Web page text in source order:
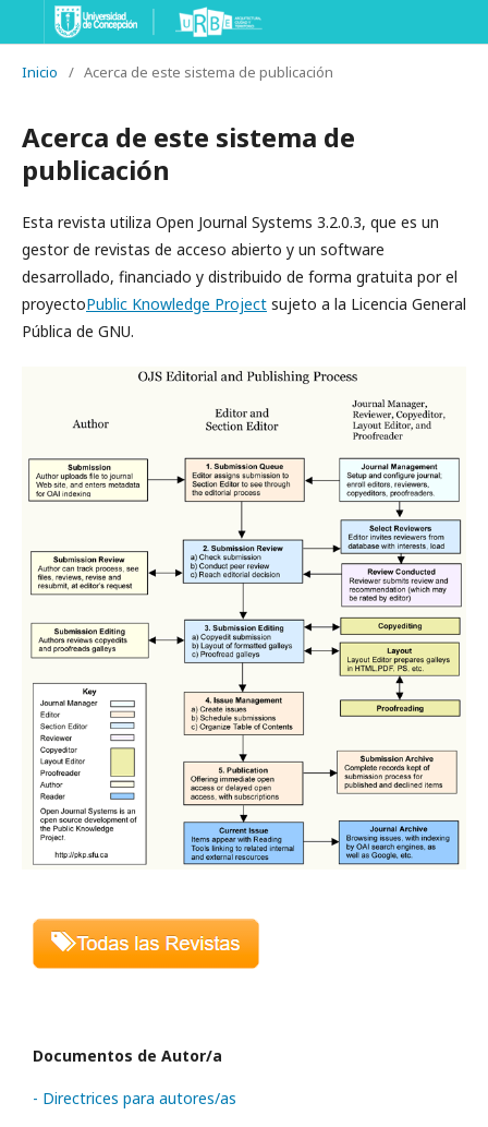
Inicio / Acerca de este sistema de publicación
Acerca de este sistema de
publicación
Esta revista utiliza Open Journal Systems 3.2.0.3, que es un
gestor de revistas de acceso abierto y un software
desarrollado, financiado y distribuido de forma gratuita por el
proyectoPublic Knowledge Project sujeto a la Licencia General
Pública de GNU.
Documentos de Autor/a
- Directrices para autores/as